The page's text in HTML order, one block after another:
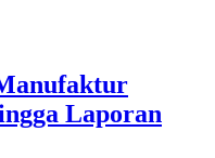
Laporan